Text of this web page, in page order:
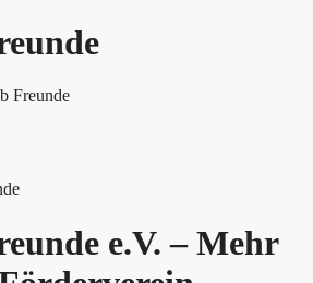
Freunde
e.V. – Mehr